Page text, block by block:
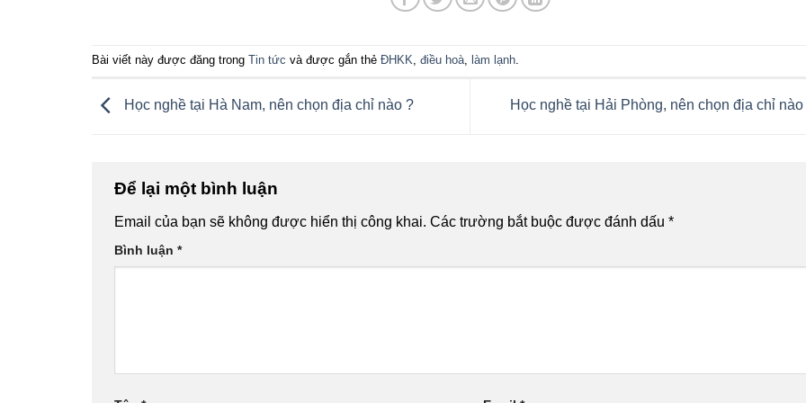
Bài viết này được đăng trong Tin tức và được gắn thẻ ĐHKK, điều hoà, làm lạnh.
Học nghề tại Hà Nam, nên chọn địa chỉ nào ? Học nghề tại Hải Phòng, nên chọn địa chỉ
Để lại một bình luận
Email của bạn sẽ không được hiển thị công khai. Các trường bắt buộc được đánh dấu *
Bình luận *